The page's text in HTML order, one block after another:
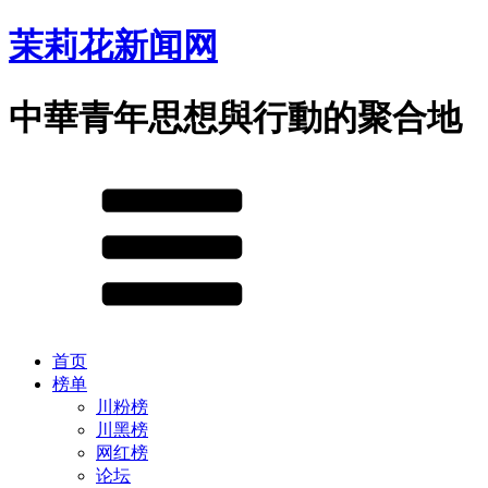
茉莉花新闻网
中華青年思想與行動的聚合地
首页
榜单
川粉榜
川黑榜
网红榜
论坛